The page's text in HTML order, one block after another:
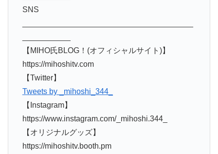
SNS
【MIHO氏BLOG！(オフィシャルサイト)】
https://mihoshitv.com
【Twitter】
Tweets by _mihoshi_344_
【Instagram】
https://www.instagram.com/_mihoshi.344_
【オリジナルグッズ】
https://mihoshitv.booth.pm